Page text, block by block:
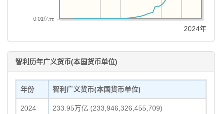
0.01亿元
2024年
智利历年广义货币(本国货币单位)
年份 智利广义货币(本国货币单位)
2024 233.95万亿 (233,946,326,455,709)